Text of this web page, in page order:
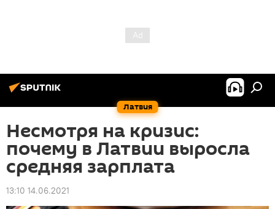
Латвия
Несмотря на кризис:
почему в Латвии выросла
средняя зарплата
13:10 14.06.2021